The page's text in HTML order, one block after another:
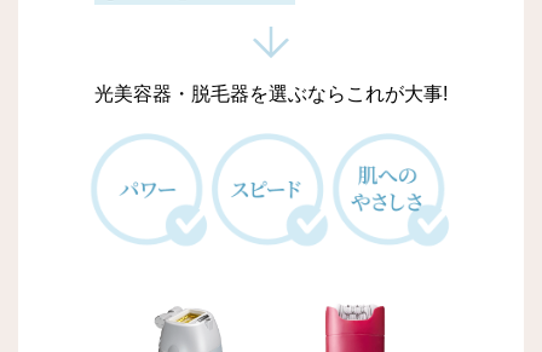
光美容器・脱毛器を選ぶならこれが大事!